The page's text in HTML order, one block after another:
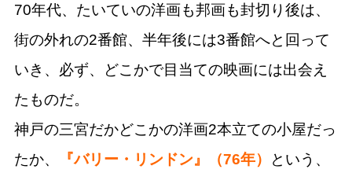
70年代、たいていの洋画も邦画も封切り後は、
街の外れの2番館、半年後には3番館へと回って
いき、必ず、どこかで目当ての映画には出会え
たものだ。
神戸の三宮だかどこかの洋画2本立ての小屋だっ
たか、
『バリー・リンドン』（76年）
という、